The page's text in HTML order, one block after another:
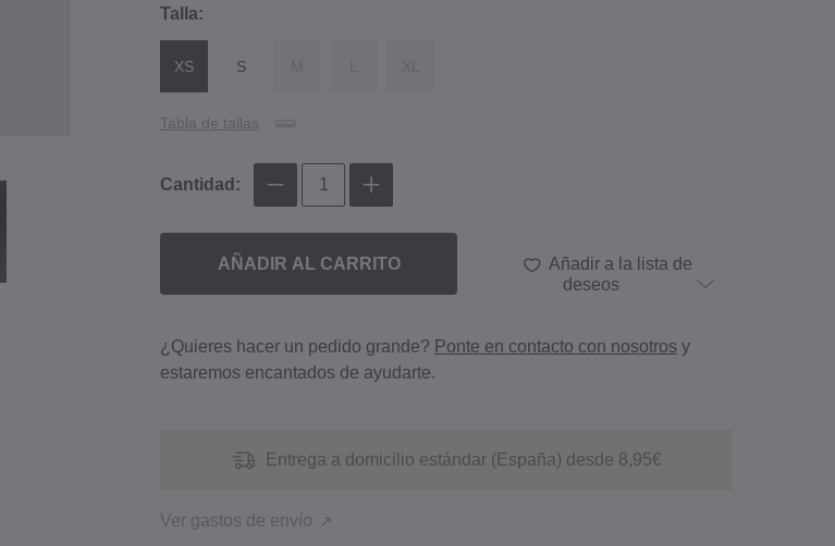
Talla:
XS S
Tabla de tallas
Cantidad:
AÑADIR AL CARRITO
Añadir a la lista de
deseos
Entrega a domicilio estándar (España) desde 8,95€
Ver gastos de envío
¿Quieres hacer un pedido grande? Ponte en contacto con nosotros y
estaremos encantados de ayudarte.